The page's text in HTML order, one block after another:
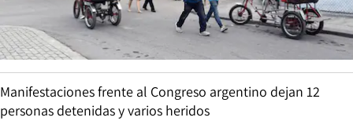
Manifestaciones frente al Congreso argentino dejan 12
personas detenidas y varios heridos